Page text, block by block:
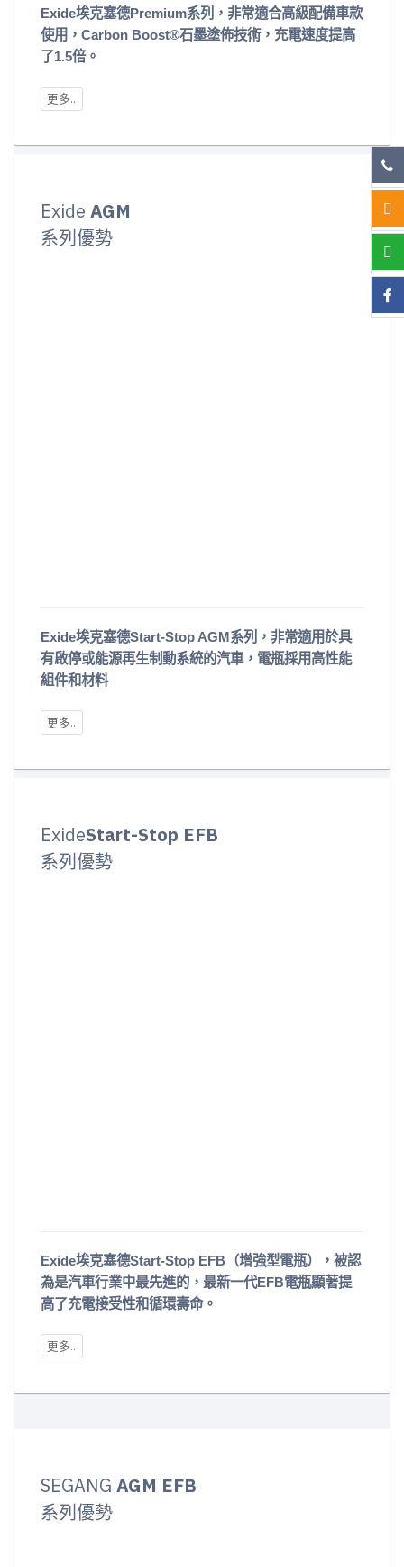
Exide埃克塞德Premium系列，非常適合高級配備車款
使用，Carbon Boost®石墨塗佈技術，充電速度提高
了1.5倍。
Exide AGM
系列優勢
Exide埃克塞德Start-Stop AGM系列，非常適用於具
有啟停或能源再生制動系統的汽車，電瓶採用高性能
組件和材料
ExideStart-Stop EFB
系列優勢
Exide埃克塞德Start-Stop EFB（增強型電瓶），被認
為是汽車行業中最先進的，最新一代EFB電瓶顯著提
高了充電接受性和循環壽命。
SEGANG AGM EFB
系列優勢